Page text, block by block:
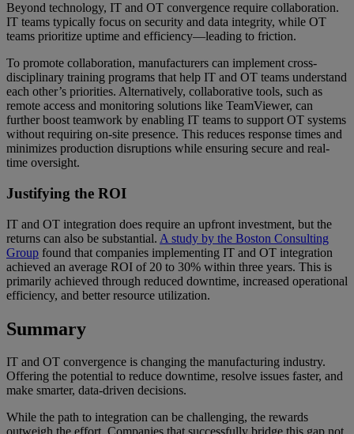
Beyond technology, IT and OT convergence require collaboration.
IT teams typically focus on security and data integrity, while OT
teams prioritize uptime and efficiency—leading to friction.
To promote collaboration, manufacturers can implement cross-
disciplinary training programs that help IT and OT teams understand
each other’s priorities. Alternatively, collaborative tools, such as
remote access and monitoring solutions like TeamViewer, can
further boost teamwork by enabling IT teams to support OT systems
without requiring on-site presence. This reduces response times and
minimizes production disruptions while ensuring secure and real-
time oversight.
Justifying the ROI
IT and OT integration does require an upfront investment, but the
returns can also be substantial. A study by the Boston Consulting
Group found that companies implementing IT and OT integration
achieved an average ROI of 20 to 30% within three years. This is
primarily achieved through reduced downtime, increased operational
efficiency, and better resource utilization.
Summary
IT and OT convergence is changing the manufacturing industry.
Offering the potential to reduce downtime, resolve issues faster, and
make smarter, data-driven decisions.
While the path to integration can be challenging, the rewards